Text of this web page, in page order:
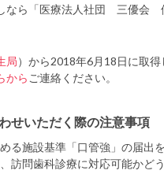
なら「医療法人社団 三優会
局）から2018年6月18日に取得
から ご連絡ください。
せいただく際の注意事項
施設基準「口管強」の届出
訪問歯科診療に対応可能かど